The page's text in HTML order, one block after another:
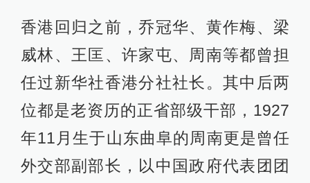
香港回归之前，乔冠华、黄作梅、梁
威林、王匡、许家屯、周南等都曾担
任过新华社香港分社社长。其中后两
位都是老资历的正省部级干部，1927
年11月生于山东曲阜的周南更是曾任
外交部副部长，以中国政府代表团团